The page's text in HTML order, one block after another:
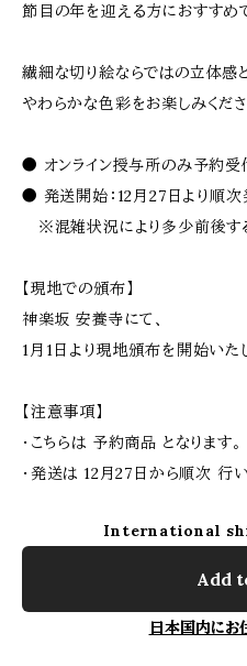
節目の年を迎える方におすすめ
繊細な切り絵ならではの立体感と
やわらかな色彩をお楽しみくださ
● オンライン授与所のみ予約受
● 発送開始：12月27日より順次
※混雑状況により多少前後す
【現地での頒布】
神楽坂 安養寺にて、
1月1日より現地頒布を開始いた
【注意事項】
・こちらは 予約商品 となります。
・発送は 12月27日から順次 行い
International
Add
日本国内にお